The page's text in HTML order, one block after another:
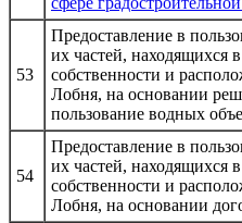
53
Предоставление в
их частей, находящихся
собственности и
Лобня, на основании
пользование водных
54
Предоставление в
их частей, находящихся
собственности и
Лобня, на основании